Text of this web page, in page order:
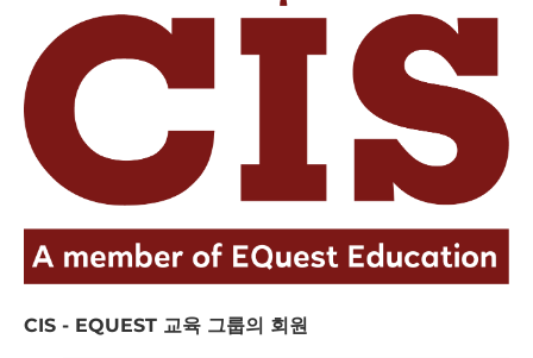
CIS - EQUEST 교육 그룹의 회원